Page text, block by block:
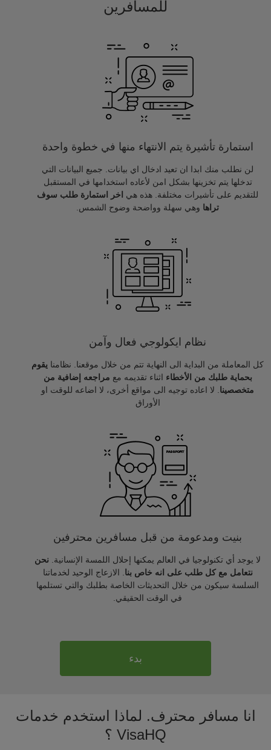
للمسافرين
استمارة تأشيرة يتم الانتهاء منها في خطوة واحدة
لن نطلب منك ابدا ان تعيد ادخال اي بيانات. جميع البيانات التي
تدخلها يتم تخزينها بشكل امن لأعاده استخدامها في المستقبل
للتقديم على تأشيرات مختلفة. هذه هي
اخر استمارة طلب سوف
تراها وهي سهلة وواضحة وضوح الشمس.
نظام ايكولوجي فعال وآمن
كل المعاملة من البداية الى النهاية تتم من خلال موقعنا. نظامنا يقوم
بحماية طلبك من الأخطاء اثناء تقديمه مع مراجعه إضافية من
متخصصينا . لا اعاده توجيه الى مواقع أخرى، لا اضاعه للوقت او
الأوراق
بنيت ومدعومة من قبل مسافرين محترفين
لا يوجد أي تكنولوجيا في العالم يمكنها إحلال اللمسة الإنسانية. نحن
نتعامل مع كل طلب على انه خاص بنا . الازعاج الوحيد لخدماتنا
السلسة سيكون من خلال التحديثات الخاصة بطلبك والتي تستلمها
في الوقت الحقيقي.
بدء
انا مسافر محترف. لماذا استخدم خدمات
VisaHQ ؟